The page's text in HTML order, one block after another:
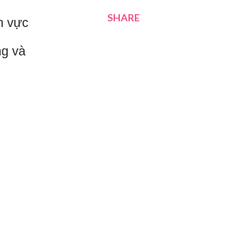
vực
và
SHARE